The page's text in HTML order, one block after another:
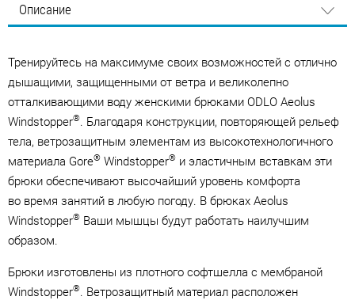
Описание
Тренируйтесь на максимуме своих возможностей с отлично
дышащими, защищенными от ветра и великолепно
отталкивающими воду женскими брюками ODLO Aeolus
Windstopper®. Благодаря конструкции, повторяющей рельеф
тела, ветрозащитным элементам из высокотехнологичного
материала Gore® Windstopper® и эластичным вставкам эти
брюки обеспечивают высочайший уровень комфорта
во время занятий в любую погоду. В брюках Aeolus
Windstopper® Ваши мышцы будут работать наилучшим
образом.
Брюки изготовлены из плотного софтшелла с мембраной
Windstopper®. Ветрозащитный материал расположен